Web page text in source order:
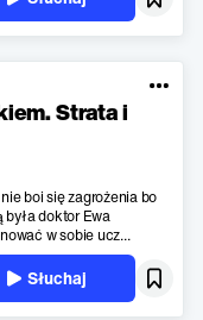
Strata i
boi się zagrożenia bo
była doktor Ewa
w sobie ucz...
Słuchaj